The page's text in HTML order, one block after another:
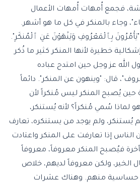
فجمع أُمهات أُمهات الأعمال
وجاء بالمنكر في كل ما هو أشهر.
بِٱلْمَعْرُوفِ وَيَنْهَوْنَ عَنِ ٱلْمُنكَرِ".
خطيرة لأنها المنكر كثير ما ذُكر
الله عز وجل حين امتدح عباده
قال: "وينهون عن المنكر". دائماً
حين يُصبح المنكر ليس مُنكراً لأن
لماذا سُمي مُنكراً؟ لأنه يُستنكر،
يُستنكر، ولم يوجد من يستنكره، تعارف
الناس إذا تعارفت على المنكر واعتادت
فيُصبح المنكر معروفاً، معروفاً
الخير، ولكن معروفاً لديهم، خلاص
حساسية منهم. وهناك عشرات